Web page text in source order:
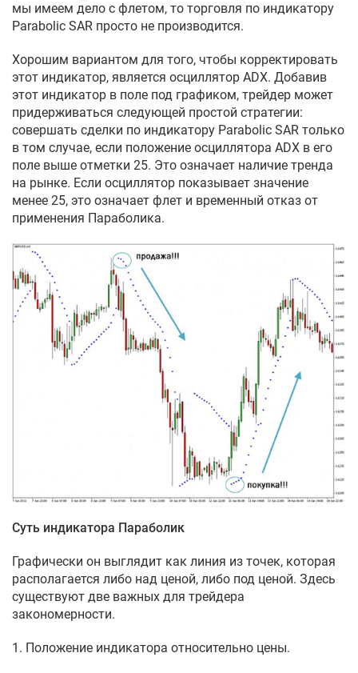
мы имеем дело с флетом, то торговля по индикатору
Parabolic SAR просто не производится.
Хорошим вариантом для того, чтобы корректировать
этот индикатор, является осциллятор ADX. Добавив
этот индикатор в поле под графиком, трейдер может
придерживаться следующей простой стратегии:
совершать сделки по индикатору Parabolic SAR только
в том случае, если положение осциллятора ADX в его
поле выше отметки 25. Это означает наличие тренда
на рынке. Если осциллятор показывает значение
менее 25, это означает флет и временный отказ от
применения Параболика.
Суть индикатора Параболик
Графически он выглядит как линия из точек, которая
располагается либо над ценой, либо под ценой. Здесь
существуют две важных для трейдера
закономерности.
1. Положение индикатора относительно цены.